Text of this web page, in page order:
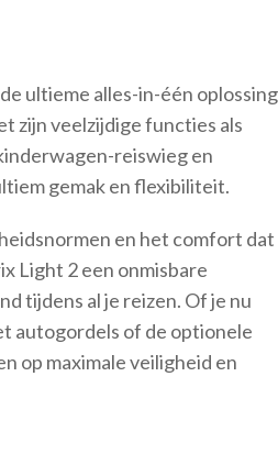
ultieme alles-in-één oplossing
zijn veelzijdige functies als
reiswieg en
gemak en flexibiliteit.
en het comfort dat
Light 2 een onmisbare
tijdens al je reizen. Of je nu
autogordels of de optionele
op maximale veiligheid en